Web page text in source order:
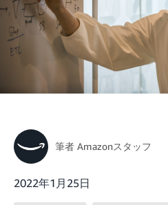
筆者 Amazonスタッフ
2022年1月25日